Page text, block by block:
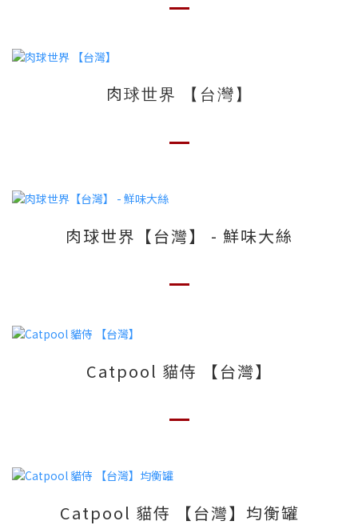
肉球世界 【台灣】
肉球世界【台灣】 - 鮮味大絲
Catpool 貓侍 【台灣】
Catpool 貓侍 【台灣】均衡罐